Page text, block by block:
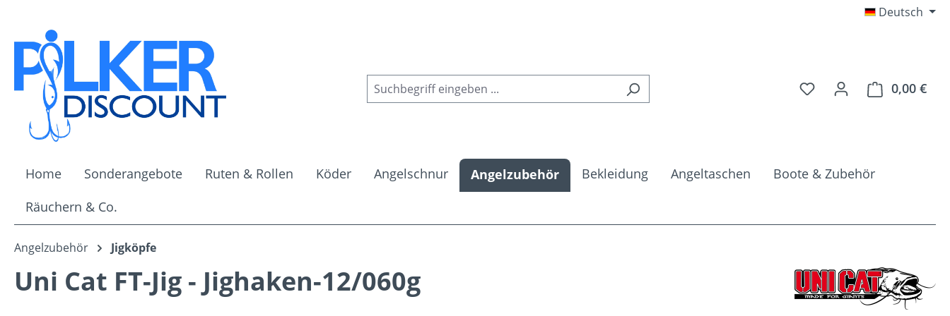
Deutsch
Du hast 0 Produkte auf
0,00 €
Home Sonderangebote Ruten & Rollen Köder Angelschnur Angelzubehör Bekleidung Angeltaschen
Boote & Zubehör
Räuchern & Co.
Angelzubehör Jigköpfe
Uni Cat FT-Jig - Jighaken-12/060g